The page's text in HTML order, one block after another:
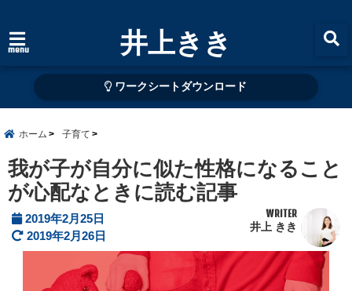
menu 井上きき
ワークシートダウンロード
ホーム 子育て
我が子が自分に似た性格になること
が心配なときに読む記事
2019年2月25日
2019年2月26日
WRITER
井上 きき